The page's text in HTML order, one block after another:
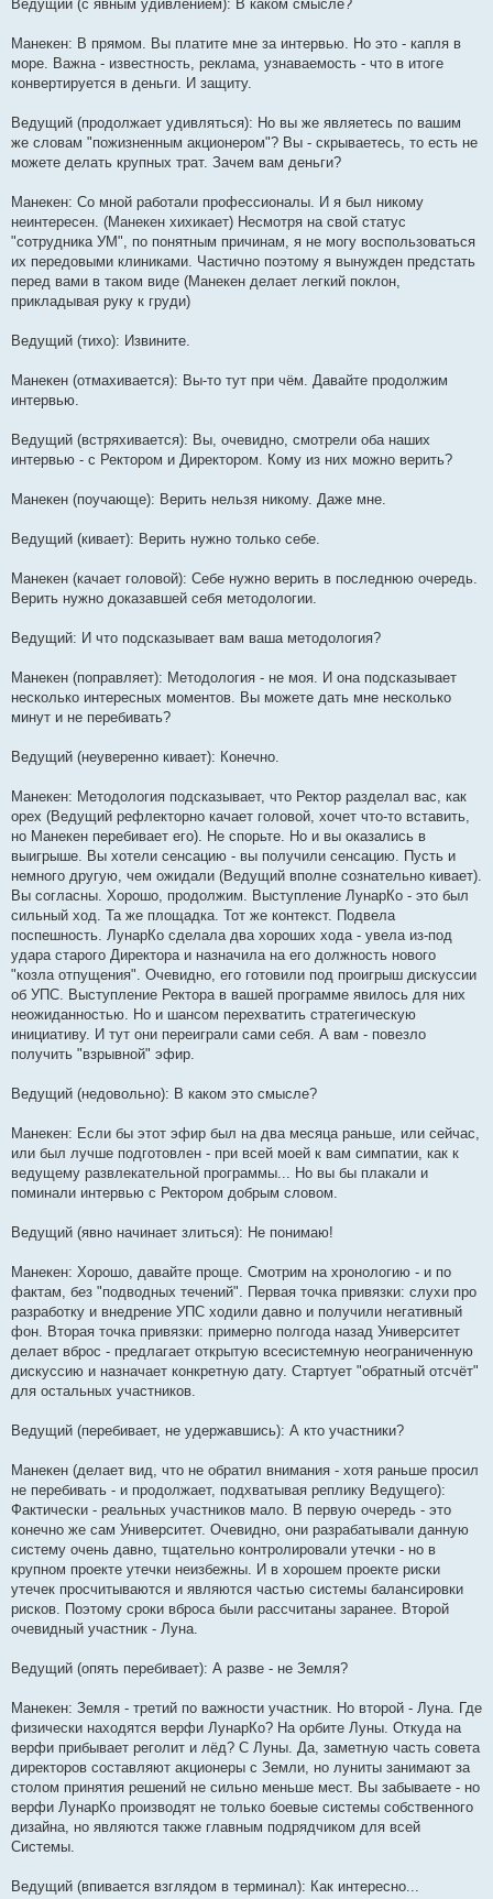
Ведущий (с явным удивлением): В каком смысле?
Манекен: В прямом. Вы платите мне за интервью. Но это - капля в
море. Важна - известность, реклама, узнаваемость - что в итоге
конвертируется в деньги. И защиту.
Ведущий (продолжает удивляться): Но вы же являетесь по вашим
же словам "пожизненным акционером"? Вы - скрываетесь, то есть не
можете делать крупных трат. Зачем вам деньги?
Манекен: Со мной работали профессионалы. И я был никому
неинтересен. (Манекен хихикает) Несмотря на свой статус
"сотрудника УМ", по понятным причинам, я не могу воспользоваться
их передовыми клиниками. Частично поэтому я вынужден предстать
перед вами в таком виде (Манекен делает легкий поклон,
прикладывая руку к груди)
Ведущий (тихо): Извините.
Манекен (отмахивается): Вы-то тут при чём. Давайте продолжим
интервью.
Ведущий (встряхивается): Вы, очевидно, смотрели оба наших
интервью - с Ректором и Директором. Кому из них можно верить?
Манекен (поучающе): Верить нельзя никому. Даже мне.
Ведущий (кивает): Верить нужно только себе.
Манекен (качает головой): Себе нужно верить в последнюю очередь.
Верить нужно доказавшей себя методологии.
Ведущий: И что подсказывает вам ваша методология?
Манекен (поправляет): Методология - не моя. И она подсказывает
несколько интересных моментов. Вы можете дать мне несколько
минут и не перебивать?
Ведущий (неуверенно кивает): Конечно.
Манекен: Методология подсказывает, что Ректор разделал вас, как
орех (Ведущий рефлекторно качает головой, хочет что-то вставить,
но Манекен перебивает его). Не спорьте. Но и вы оказались в
выигрыше. Вы хотели сенсацию - вы получили сенсацию. Пусть и
немного другую, чем ожидали (Ведущий вполне сознательно кивает).
Вы согласны. Хорошо, продолжим. Выступление ЛунарКо - это был
сильный ход. Та же площадка. Тот же контекст. Подвела
поспешность. ЛунарКо сделала два хороших хода - увела из-под
удара старого Директора и назначила на его должность нового
"козла отпущения". Очевидно, его готовили под проигрыш дискуссии
об УПС. Выступление Ректора в вашей программе явилось для них
неожиданностью. Но и шансом перехватить стратегическую
инициативу. И тут они переиграли сами себя. А вам - повезло
получить "взрывной" эфир.
Ведущий (недовольно): В каком это смысле?
Манекен: Если бы этот эфир был на два месяца раньше, или сейчас,
или был лучше подготовлен - при всей моей к вам симпатии, как к
ведущему развлекательной программы... Но вы бы плакали и
поминали интервью с Ректором добрым словом.
Ведущий (явно начинает злиться): Не понимаю!
Манекен: Хорошо, давайте проще. Смотрим на хронологию - и по
фактам, без "подводных течений". Первая точка привязки: слухи про
разработку и внедрение УПС ходили давно и получили негативный
фон. Вторая точка привязки: примерно полгода назад Университет
делает вброс - предлагает открытую всесистемную неограниченную
дискуссию и назначает конкретную дату. Стартует "обратный отсчёт"
для остальных участников.
Ведущий (перебивает, не удержавшись): А кто участники?
Манекен (делает вид, что не обратил внимания - хотя раньше просил
не перебивать - и продолжает, подхватывая реплику Ведущего):
Фактически - реальных участников мало. В первую очередь - это
конечно же сам Университет. Очевидно, они разрабатывали данную
систему очень давно, тщательно контролировали утечки - но в
крупном проекте утечки неизбежны. И в хорошем проекте риски
утечек просчитываются и являются частью системы балансировки
рисков. Поэтому сроки вброса были рассчитаны заранее. Второй
очевидный участник - Луна.
Ведущий (опять перебивает): А разве - не Земля?
Манекен: Земля - третий по важности участник. Но второй - Луна. Где
физически находятся верфи ЛунарКо? На орбите Луны. Откуда на
верфи прибывает реголит и лёд? С Луны. Да, заметную часть совета
директоров составляют акционеры с Земли, но луниты занимают за
столом принятия решений не сильно меньше мест. Вы забываете - но
верфи ЛунарКо производят не только боевые системы собственного
дизайна, но являются также главным подрядчиком для всей
Системы.
Ведущий (впивается взглядом в терминал): Как интересно...